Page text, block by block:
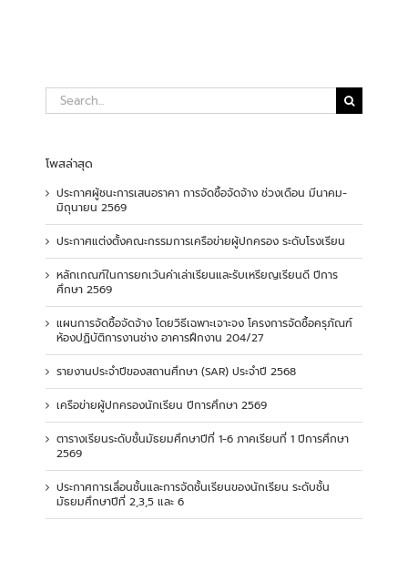
Search
for:
โพสล่าสุด
ประกาศผู้ชนะการเสนอราคา การจัดซื้อจัดจ้าง ช่วงเดือน มีนาคม-
มิถุนายน 2569
ประกาศแต่งตั้งคณะกรรมการเครือข่ายผู้ปกครอง ระดับโรงเรียน
หลักเกณฑ์ในการยกเว้นค่าเล่าเรียนและรับเหรียญเรียนดี ปีการ
ศึกษา 2569
แผนการจัดซื้อจัดจ้าง โดยวิธีเฉพาะเจาะจง โครงการจัดซื้อครุภัณฑ์
ห้องปฏิบัติการงานช่าง อาคารฝึกงาน 204/27
รายงานประจำปีของสถานศึกษา (SAR) ประจำปี 2568
เครือข่ายผู้ปกครองนักเรียน ปีการศึกษา 2569
ตารางเรียนระดับชั้นมัธยมศึกษาปีที่ 1-6 ภาคเรียนที่ 1 ปีการศึกษา
2569
ประกาศการเลื่อนชั้นและการจัดชั้นเรียนของนักเรียน ระดับชั้น
มัธยมศึกษาปีที่ 2,3,5 และ 6